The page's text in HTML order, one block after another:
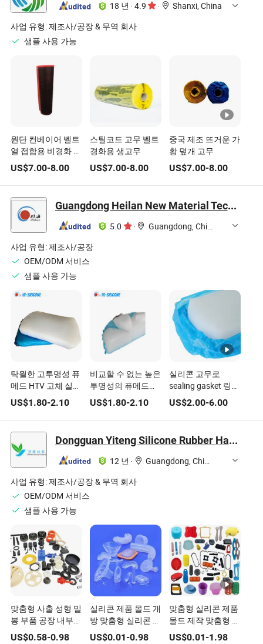
18 년 · 4.9 ·
Shanxi, China
사업 유형:제조사/공장 & 무역 회사
샘플 사용 가능
원단 컨베이어 벨트
열 접합용 비경화 중
간 고무
US$7.00-8.00
스틸코드 고무 벨트
경화용 생고무
US$7.00-8.00
중국 제조 뜨거운 가
황 덮개 고무
US$7.00-8.00
Guangdong Heilan New Material Technology Co., Ltd.
5.0 ·
Guangdong, China
사업 유형:제조사/공장
OEM/ODM 서비스
샘플 사용 가능
탁월한 고투명성 퓨
메드 HTV 고체 실리
콘 고무 HCR 시리즈
식품 등급 - 뛰어난
가공성 보장
US$1.80-2.10
비교할 수 없는 높은
투명성의 퓨메드
HTV VMQ/MVMQ
고체 실리콘 고무
HCR 시리즈 식품 등
덕분에
US$1.80-2.10
실리콘 고무로
sealing gasket 링
만들기
US$2.00-6.00
Dongguan Yiteng Silicone Rubber Hardware Technology Co., Ltd.
12 년 ·
Guangdong, China
사업 유형:제조사/공장 & 무역 회사
OEM/ODM 서비스
샘플 사용 가능
맞춤형 사출 성형 밀
봉 부품 공장 내부
도구 맞춤형 고무 씰
US$0.58-0.98
실리콘 제품 몰드 개
방 맞춤형 실리콘 잡
다한 액세서리 밀봉
US$0.01-0.98
맞춤형 실리콘 제품
몰드 제작 맞춤형 고
온 저항 실리콘 플러
US$0.01-1.98